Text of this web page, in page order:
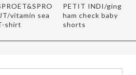
vitamin sea
shirt
PETIT INDI/ging
ham check baby
shorts